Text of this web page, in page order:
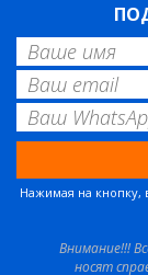
Нажимая на кнопку,
Внимание!!!
носят